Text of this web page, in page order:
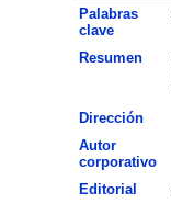
Palabras
clave
Resumen
Dirección
Autor
corporativo
Editorial